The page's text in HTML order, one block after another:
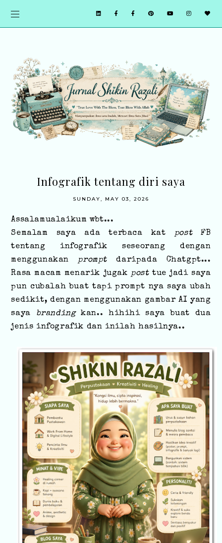
Infografik tentang diri saya
SUNDAY, MAY 03, 2026
Assalamualaikum wbt...
Semalam saya ada terbaca kat postFB
tentang infografik seseorang dengan
menggunakan promptdaripada Chatgpt...
Rasa macam menarik jugak post tue jadi saya
pun cubalah buat tapi prompt nya saya ubah
sedikit, dengan menggunakan gambar AI yang
saya brandingkan.. hihihi saya buat dua
jenis infografik dan inilah hasilnya..